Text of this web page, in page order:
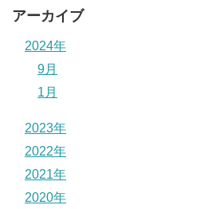
アーカイブ
2024年
9月
1月
2023年
2022年
2021年
2020年